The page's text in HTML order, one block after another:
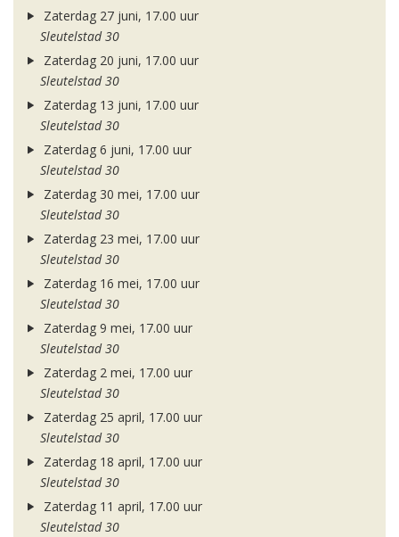
Zaterdag 27 juni, 17.00 uur
Sleutelstad 30
Zaterdag 20 juni, 17.00 uur
Sleutelstad 30
Zaterdag 13 juni, 17.00 uur
Sleutelstad 30
Zaterdag 6 juni, 17.00 uur
Sleutelstad 30
Zaterdag 30 mei, 17.00 uur
Sleutelstad 30
Zaterdag 23 mei, 17.00 uur
Sleutelstad 30
Zaterdag 16 mei, 17.00 uur
Sleutelstad 30
Zaterdag 9 mei, 17.00 uur
Sleutelstad 30
Zaterdag 2 mei, 17.00 uur
Sleutelstad 30
Zaterdag 25 april, 17.00 uur
Sleutelstad 30
Zaterdag 18 april, 17.00 uur
Sleutelstad 30
Zaterdag 11 april, 17.00 uur
Sleutelstad 30